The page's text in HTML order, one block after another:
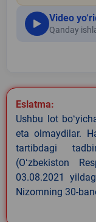
Video
Qanday
Eslatma:
Ushbu lot
eta olmaydilar.
tartibdagi
(Oʻzbekiston
03.08.2021
Nizomning 30-